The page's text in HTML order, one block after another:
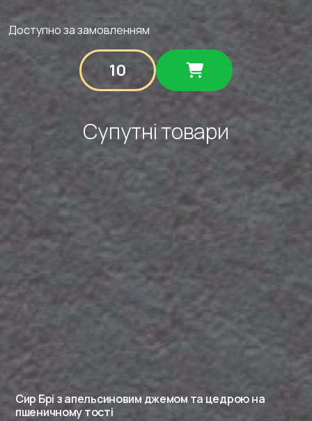
Доступно за замовленням
Брускета
з
рулетом
курки
печеними
кількість
Супутні товари
Сир Брі з апельсиновим джемом та цедрою на
пшеничному тості